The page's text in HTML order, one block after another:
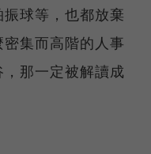
球等，也都放棄
集而高階的人事
那一定被解讀成